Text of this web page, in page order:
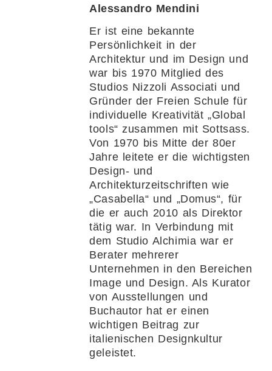
Alessandro Mendini
Er ist eine bekannte
Persönlichkeit in der
Architektur und im Design und
war bis 1970 Mitglied des
Studios Nizzoli Associati und
Gründer der Freien Schule für
individuelle Kreativität „Global
tools“ zusammen mit Sottsass.
Von 1970 bis Mitte der 80er
Jahre leitete er die wichtigsten
Design- und
Architekturzeitschriften wie
„Casabella“ und „Domus“, für
die er auch 2010 als Direktor
tätig war. In Verbindung mit
dem Studio Alchimia war er
Berater mehrerer
Unternehmen in den Bereichen
Image und Design. Als Kurator
von Ausstellungen und
Buchautor hat er einen
wichtigen Beitrag zur
italienischen Designkultur
geleistet.